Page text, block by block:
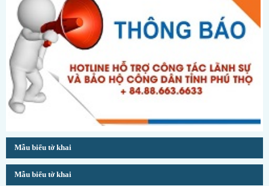
Mẫu biểu tờ khai
Mẫu biểu tờ khai